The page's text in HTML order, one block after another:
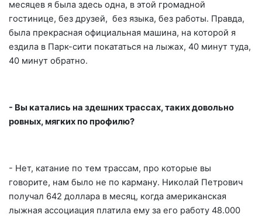
месяцев я была здесь одна, в этой громадной
гостинице, без друзей, без языка, без работы. Правда,
была прекрасная официальная машина, на которой я
ездила в Парк-сити покататься на лыжах, 40 минут туда,
40 минут обратно.
- Вы катались на здешних трассах, таких довольно
ровных, мягких по профилю?
- Нет, катание по тем трассам, про которые вы
говорите, нам было не по карману. Николай Петрович
получал 642 доллара в месяц, когда американская
лыжная ассоциация платила ему за его работу 48.000